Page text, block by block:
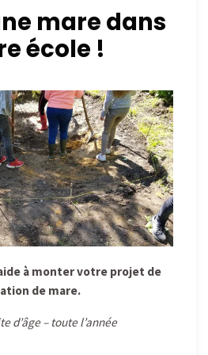
mare dans
école !
à monter votre projet de
de mare.
d’âge – toute l’année